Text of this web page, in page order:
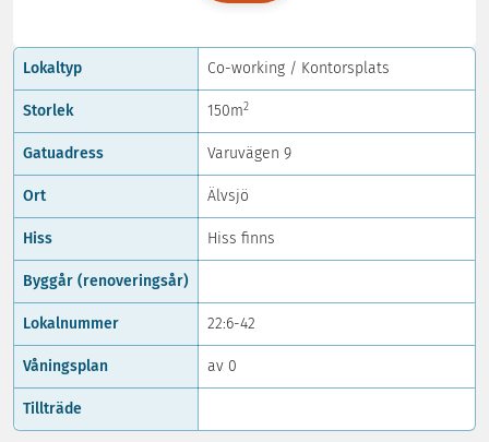
Lokaltyp Co-working / Kontorsplats
Storlek 150m2
Gatuadress Varuvägen 9
Ort Älvsjö
Hiss Hiss finns
Byggår (renoveringsår)
Lokalnummer 22:6-42
Våningsplan av 0
Tillträde